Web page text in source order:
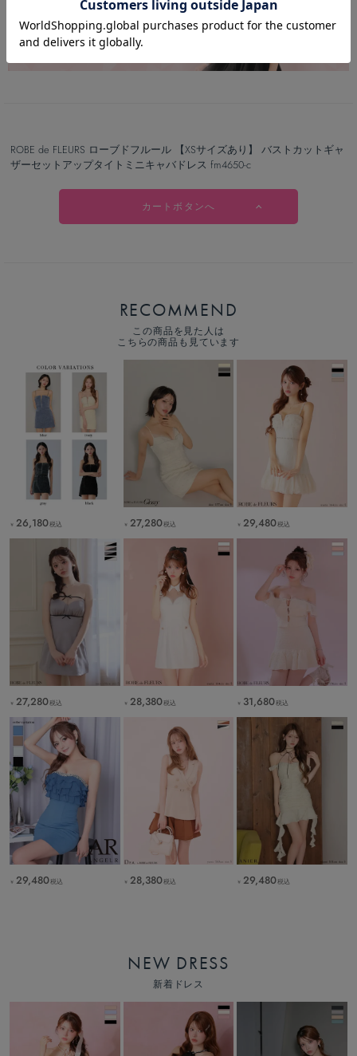
ROBE de FLEURS ローブドフルール 【XSサイズあり】 バストカットギャ
ザーセットアップタイトミニキャバドレス fm4650-c
カートボタンへ
RECOMMEND
この商品を見た人は
こちらの商品も見ています
￥ 26,180税込 ￥ 27,280税込 ￥ 29,480税込
￥ 27,280税込 ￥ 28,380税込 ￥ 31,680税込
￥ 29,480税込 ￥ 28,380税込 ￥ 29,480税込
NEW DRESS
新着ドレス